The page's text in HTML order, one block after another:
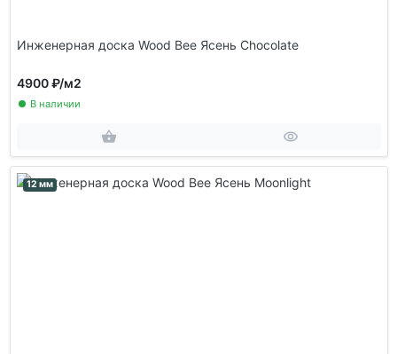
Инженерная доска Wood Bee Ясень Chocolate
4900 ₽/м2
В наличии
12 мм